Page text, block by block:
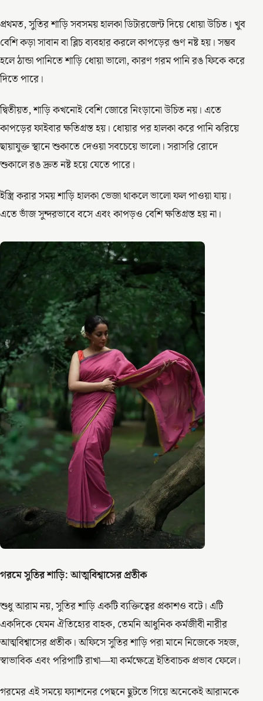
প্রথমত, সুতির শাড়ি সবসময় হালকা ডিটারজেন্ট দিয়ে ধোয়া উচিত। খুব
বেশি কড়া সাবান বা ব্লিচ ব্যবহার করলে কাপড়ের গুণ নষ্ট হয়। সম্ভব
হলে ঠান্ডা পানিতে শাড়ি ধোয়া ভালো, কারণ গরম পানি রঙ ফিকে করে
দিতে পারে।
দ্বিতীয়ত, শাড়ি কখনোই বেশি জোরে নিংড়ানো উচিত নয়। এতে
কাপড়ের ফাইবার ক্ষতিগ্রস্ত হয়। ধোয়ার পর হালকা করে পানি ঝরিয়ে
ছায়াযুক্ত স্থানে শুকাতে দেওয়া সবচেয়ে ভালো। সরাসরি রোদে
শুকালে রঙ দ্রুত নষ্ট হয়ে যেতে পারে।
ইস্ত্রি করার সময় শাড়ি হালকা ভেজা থাকলে ভালো ফল পাওয়া যায়।
এতে ভাঁজ সুন্দরভাবে বসে এবং কাপড়ও বেশি ক্ষতিগ্রস্ত হয় না।
গরমে সুতির শাড়ি: আত্মবিশ্বাসের প্রতীক
শুধু আরাম নয়, সুতির শাড়ি একটি ব্যক্তিত্বের প্রকাশও বটে। এটি
একদিকে যেমন ঐতিহ্যের বাহক, তেমনি আধুনিক কর্মজীবী নারীর
আত্মবিশ্বাসের প্রতীক। অফিসে সুতির শাড়ি পরা মানে নিজেকে সহজ,
স্বাভাবিক এবং পরিপাটি রাখা—যা কর্মক্ষেত্রে ইতিবাচক প্রভাব ফেলে।
গরমের এই সময়ে ফ্যাশনের পেছনে ছুটতে গিয়ে অনেকেই আরামকে